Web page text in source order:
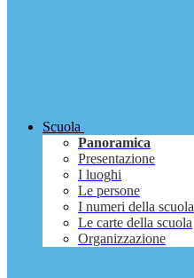
Scuola
Panoramica
Presentazione
I luoghi
Le persone
I numeri della scuola
Le carte della scuola
Organizzazione